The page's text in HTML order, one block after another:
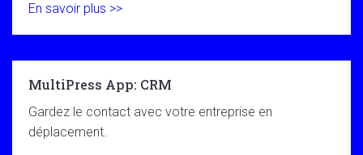
En savoir plus >>
MultiPress App: CRM
Gardez le contact avec votre entreprise en
déplacement.